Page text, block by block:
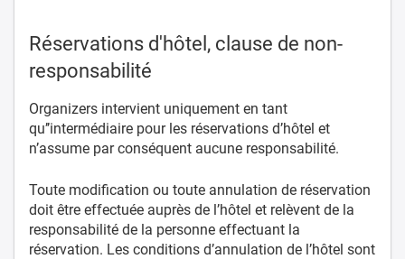
Réservations d'hôtel, clause de non-
responsabilité
Organizers intervient uniquement en tant
qu’’intermédiaire pour les réservations d’hôtel et
n’assume par conséquent aucune responsabilité.
Toute modification ou toute annulation de réservation
doit être effectuée auprès de l’hôtel et relèvent de la
responsabilité de la personne effectuant la
réservation. Les conditions d’annulation de l’hôtel sont